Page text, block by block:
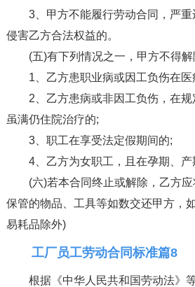
3、甲方不能履行劳动合同，严重
侵害乙方合法权益的。
(五)有下列情况之一，甲方不得解
1、乙方患职业病或因工负伤在
2、乙方患病或非因工负伤，在
虽满仍住院治疗的;
3、职工在享受法定假期间的;
4、乙方为女职工，且在孕期、产
(六)若本合同终止或解除，乙方应
保管的物品、工具等如数交还甲方，
易耗品除外)
工厂员工劳动合同标准篇8
根据《中华人民共和国劳动法》